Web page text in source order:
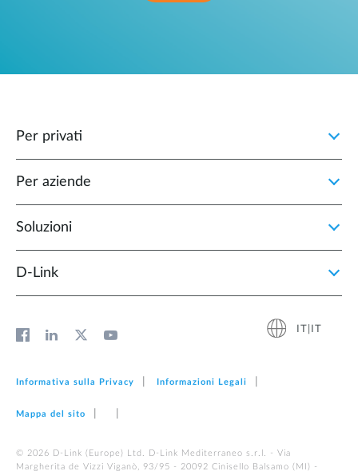
Per privati
Per aziende
Soluzioni
D‑Link
Informativa sulla Privacy Informazioni Legali
Mappa del sito
© 2026 D‑Link (Europe) Ltd. D-Link Mediterraneo s.r.l. - Via
Margherita de Vizzi Viganò, 93/95 - 20092 Cinisello Balsamo (MI) -